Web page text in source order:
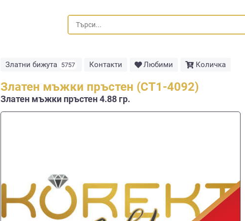
Златни бижута 5757 Контакти Любими Количка
Златен мъжки пръстен (СТ1-4092)
Златен мъжки пръстен 4.88 гр.